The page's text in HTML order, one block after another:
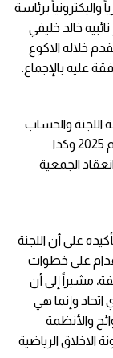
برئاسة
خالد خليفي
خلاله الاكوع
عليه بالإجماع.
اللجنة والحساب
الختامي للعام 2024 ومشروع موازنة وخطة العام 2025 وكذا
الجمعية
على أن اللجنة
على خطوات
مشيراً إلى أن
وإنما هي
والأنظمة
الاخلاق الرياضية